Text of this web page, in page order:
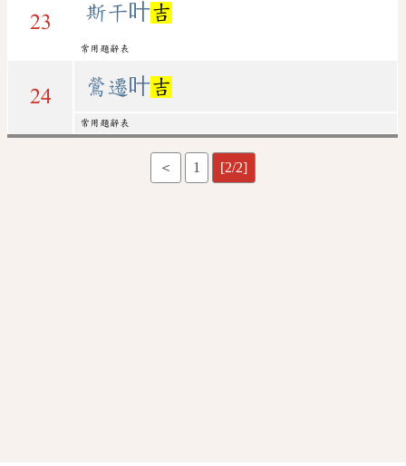
23 斯干叶吉
常用題辭表
24 鶯遷叶吉
常用題辭表
＜ 1 [2/2]